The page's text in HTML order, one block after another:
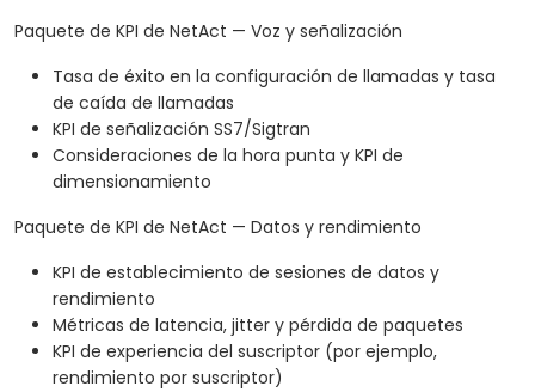
Paquete de KPI de NetAct — Voz y señalización
Tasa de éxito en la configuración de llamadas y tasa
de caída de llamadas
KPI de señalización SS7/Sigtran
Consideraciones de la hora punta y KPI de
dimensionamiento
Paquete de KPI de NetAct — Datos y rendimiento
KPI de establecimiento de sesiones de datos y
rendimiento
Métricas de latencia, jitter y pérdida de paquetes
KPI de experiencia del suscriptor (por ejemplo,
rendimiento por suscriptor)